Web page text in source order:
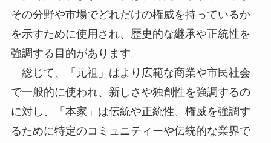
その分野や市場でどれだけの権威を持っているか
を示すために使用され、歴史的な継承や正統性を
強調する目的があります。
総じて、「元祖」はより広範な商業や市民社会
で一般的に使われ、新しさや独創性を強調するの
に対し、「本家」は伝統や正統性、権威を強調す
るために特定のコミュニティーや伝統的な業界で